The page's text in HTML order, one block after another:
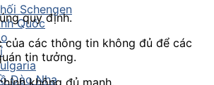
Schengen
Quốc
Đào Nha
quy định.
của các thông tin không đủ để các
tin tưởng.
không đủ mạnh.